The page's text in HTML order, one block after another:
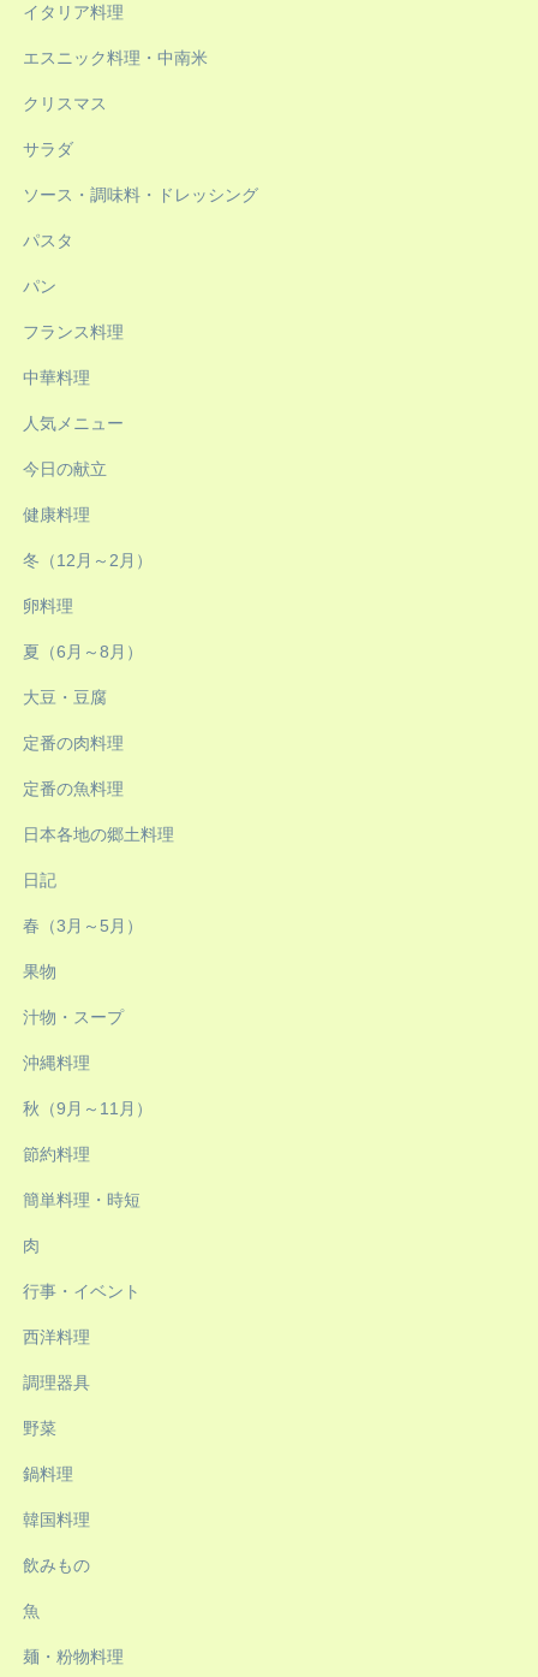
イタリア料理
エスニック料理・中南米
クリスマス
サラダ
ソース・調味料・ドレッシング
パスタ
パン
フランス料理
中華料理
人気メニュー
今日の献立
健康料理
冬（12月～2月）
卵料理
夏（6月～8月）
大豆・豆腐
定番の肉料理
定番の魚料理
日本各地の郷土料理
日記
春（3月～5月）
果物
汁物・スープ
沖縄料理
秋（9月～11月）
節約料理
簡単料理・時短
肉
行事・イベント
西洋料理
調理器具
野菜
鍋料理
韓国料理
飲みもの
魚
麺・粉物料理